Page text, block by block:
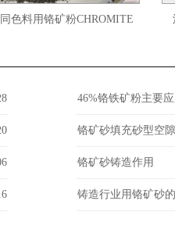
色料用铬矿粉CHROMITE
46%铬铁矿粉主要
铬矿砂填充砂型空
铬矿砂铸造作用
铸造行业用铬矿砂